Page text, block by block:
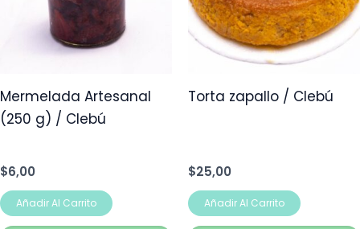
Mermelada Artesanal
(250 g) / Clebú
$6,00
Añadir Al Carrito
Torta zapallo / Clebú
$25,00
Añadir Al Carrito